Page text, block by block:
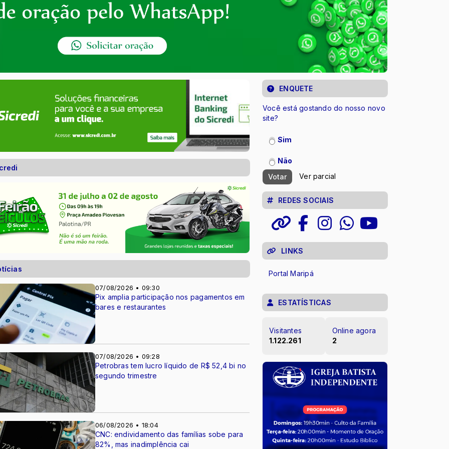
07/08/2026 • 09:30
Pix amplia participação nos pagamentos em
bares e restaurantes
07/08/2026 • 09:28
Petrobras tem lucro líquido de R$ 52,4 bi no
segundo trimestre
06/08/2026 • 18:04
CNC: endividamento das famílias sobe para
82%, mas inadimplência cai
ENQUETE
Você está gostando do nosso novo
site?
Sim
Não
Votar
Ver parcial
REDES SOCIAIS
LINKS
Portal Maripá
ESTATÍSTICAS
Visitantes
1.122.261
Online agora
2